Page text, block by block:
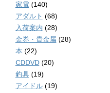
家電(140)
アダルト (68)
入荷案内 (28)
金券・貴金属 (28)
本 (22)
CDDVD(20)
釣具(19)
アイドル(19)